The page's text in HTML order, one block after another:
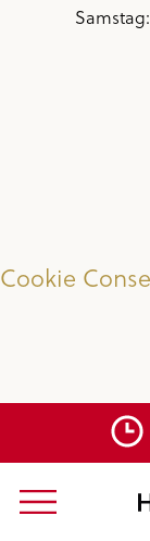
Cookie